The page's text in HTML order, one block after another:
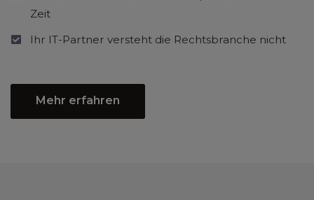
Zeit
Ihr IT-Partner versteht die Rechtsbranche nicht
Mehr erfahren